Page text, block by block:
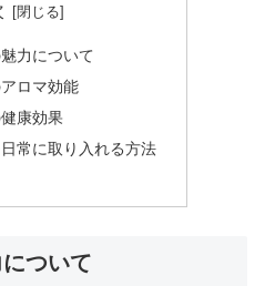
力について
ロマ効能
康効果
常に取り入れる方法
ついて